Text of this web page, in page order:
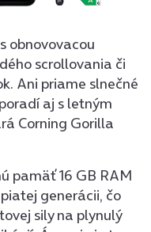
obnovovacou
scrollovania či
Ani priame slnečné
aj s letným
Corning Gorilla
pamäť 16 GB RAM
generácii, čo
sily na plynulý